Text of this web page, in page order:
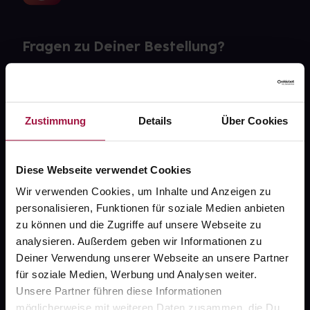
Zustimmung Details Über Cookies
Diese Webseite verwendet Cookies
Wir verwenden Cookies, um Inhalte und Anzeigen zu
personalisieren, Funktionen für soziale Medien anbieten
zu können und die Zugriffe auf unsere Webseite zu
analysieren. Außerdem geben wir Informationen zu
Deiner Verwendung unserer Webseite an unsere Partner
für soziale Medien, Werbung und Analysen weiter.
Unsere Partner führen diese Informationen
Fragen zu Deiner Bestellung?
Über uns
Karriere